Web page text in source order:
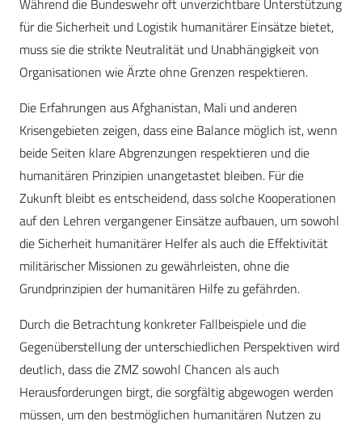
Während die Bundeswehr oft unverzichtbare Unterstützung
für die Sicherheit und Logistik humanitärer Einsätze bietet,
muss sie die strikte Neutralität und Unabhängigkeit von
Organisationen wie Ärzte ohne Grenzen respektieren.
Die Erfahrungen aus Afghanistan, Mali und anderen
Krisengebieten zeigen, dass eine Balance möglich ist, wenn
beide Seiten klare Abgrenzungen respektieren und die
humanitären Prinzipien unangetastet bleiben. Für die
Zukunft bleibt es entscheidend, dass solche Kooperationen
auf den Lehren vergangener Einsätze aufbauen, um sowohl
die Sicherheit humanitärer Helfer als auch die Effektivität
militärischer Missionen zu gewährleisten, ohne die
Grundprinzipien der humanitären Hilfe zu gefährden.
Durch die Betrachtung konkreter Fallbeispiele und die
Gegenüberstellung der unterschiedlichen Perspektiven wird
deutlich, dass die ZMZ sowohl Chancen als auch
Herausforderungen birgt, die sorgfältig abgewogen werden
müssen, um den bestmöglichen humanitären Nutzen zu